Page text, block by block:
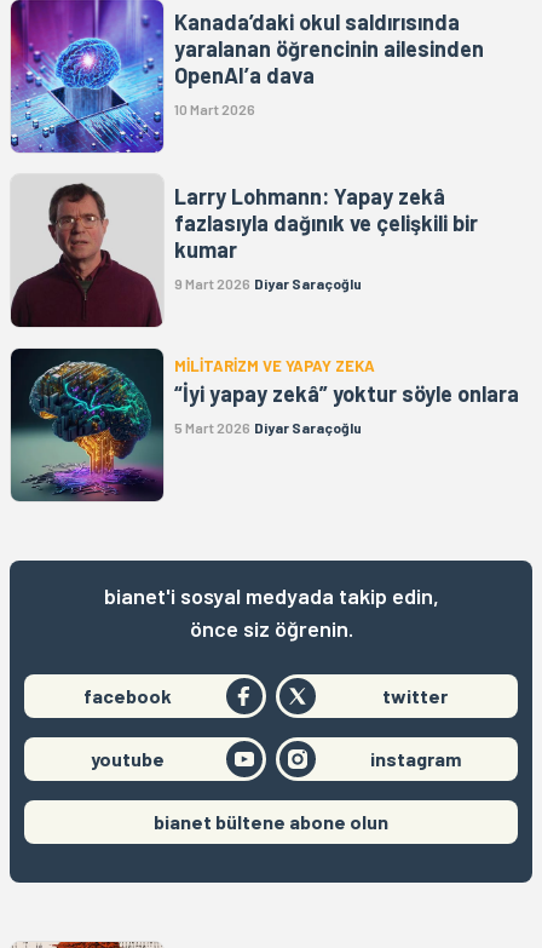
Kanada’daki okul saldırısında
yaralanan öğrencinin ailesinden
OpenAI’a dava
10 Mart 2026
Larry Lohmann: Yapay zekâ
fazlasıyla dağınık ve çelişkili bir
kumar
9 Mart 2026 Diyar Saraçoğlu
MİLİTARİZM VE YAPAY ZEKA
“İyi yapay zekâ” yoktur söyle onlara
5 Mart 2026 Diyar Saraçoğlu
bianet'i sosyal medyada takip edin,
önce siz öğrenin.
facebook twitter
youtube instagram
bianet bültene abone olun